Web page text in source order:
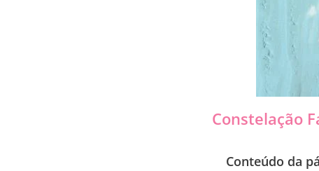
Constelação
Conteúdo da